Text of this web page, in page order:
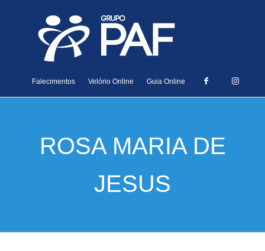
Falecimentos Velório Online Guia Online
ROSA MARIA DE
JESUS